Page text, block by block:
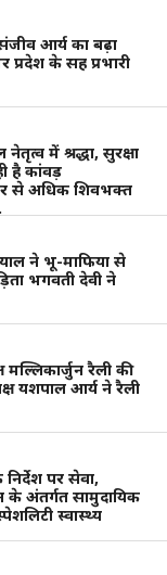
संजीव आर्य का बढ़ा
प्रदेश के सह प्रभारी
में श्रद्धा, सुरक्षा
है कांवड़
से अधिक शिवभक्त
ने भू-माफिया से
भगवती देवी ने
मल्लिकार्जुन रैली की
यशपाल आर्य ने रैली
पर सेवा,
अंतर्गत सामुदायिक
स्वास्थ्य